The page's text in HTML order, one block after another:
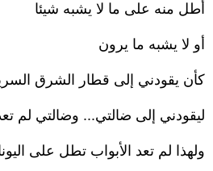
أطل منه على ما لا يشبه شيئا
أو لا يشبه ما يرون
كأن يقودني إلى قطار الشرق
ليقودني إلى ضالتي... وضالتي لم
ولهذا لم تعد الأبواب تطل على